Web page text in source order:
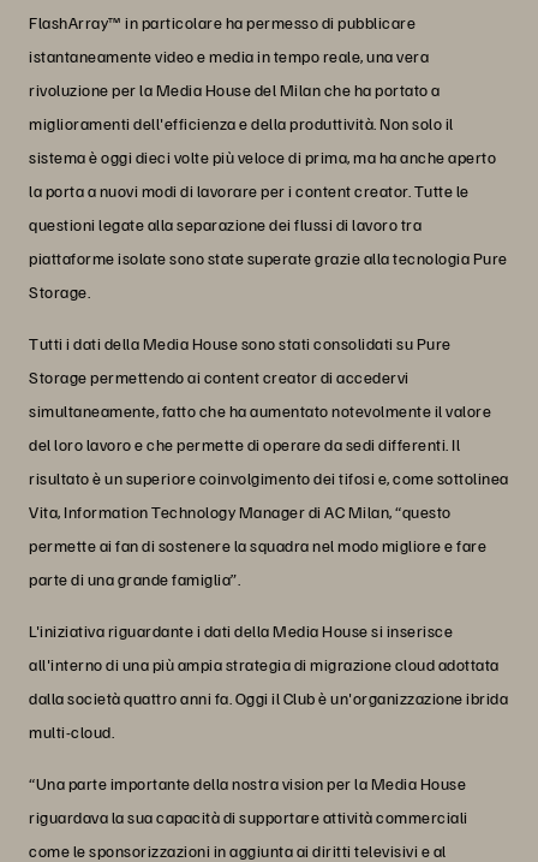
FlashArray™ in particolare ha permesso di pubblicare
istantaneamente video e media in tempo reale, una vera
rivoluzione per la Media House del Milan che ha portato a
miglioramenti dell'efficienza e della produttività. Non solo il
sistema è oggi dieci volte più veloce di prima, ma ha anche aperto
la porta a nuovi modi di lavorare per i content creator. Tutte le
questioni legate alla separazione dei flussi di lavoro tra
piattaforme isolate sono state superate grazie alla tecnologia Pure
Storage.
Tutti i dati della Media House sono stati consolidati su Pure
Storage permettendo ai content creator di accedervi
simultaneamente, fatto che ha aumentato notevolmente il valore
del loro lavoro e che permette di operare da sedi differenti. Il
risultato è un superiore coinvolgimento dei tifosi e, come sottolinea
Vita, Information Technology Manager di AC Milan, “questo
permette ai fan di sostenere la squadra nel modo migliore e fare
parte di una grande famiglia”.
L'iniziativa riguardante i dati della Media House si inserisce
all'interno di una più ampia strategia di migrazione cloud adottata
dalla società quattro anni fa. Oggi il Club è un'organizzazione ibrida
multi-cloud.
“Una parte importante della nostra vision per la Media House
riguardava la sua capacità di supportare attività commerciali
come le sponsorizzazioni in aggiunta ai diritti televisivi e al